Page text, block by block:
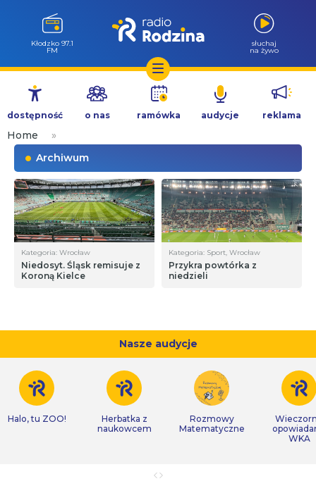
Przejdź
treści
Wołów 99.6
FM
słuchaj
na żywo
dostępność o nas ramówka audycje reklama
Home
»
Archiwum
Kategoria: Wrocław
Niedosyt. Śląsk remisuje z
Koroną Kielce
Kategoria: Sport, Wrocław
Przykra powtórka z
niedzieli
Nasze audycje
Halo, tu ZOO!
Herbatka z
naukowcem
Rozmowy
Matematyczne
WKA